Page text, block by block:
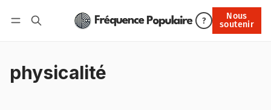
?
Nous
soutenir
Nous soutenir
physicalité